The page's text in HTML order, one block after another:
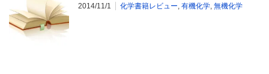
2014/11/1 化学書籍レビュー, 有機化学, 無機化学